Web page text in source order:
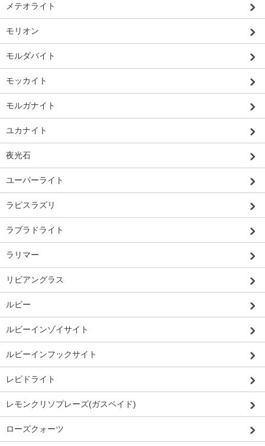
メテオライト
モリオン
モルダバイト
モッカイト
モルガナイト
ユカナイト
夜光石
ユーパーライト
ラピスラズリ
ラブラドライト
ラリマー
リビアングラス
ルビー
ルビーインゾイサイト
ルビーインフックサイト
レピドライト
レモンクリソプレーズ(ガスペイド)
ローズクォーツ